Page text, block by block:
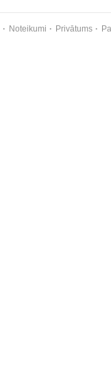
Noteikumi Privātums